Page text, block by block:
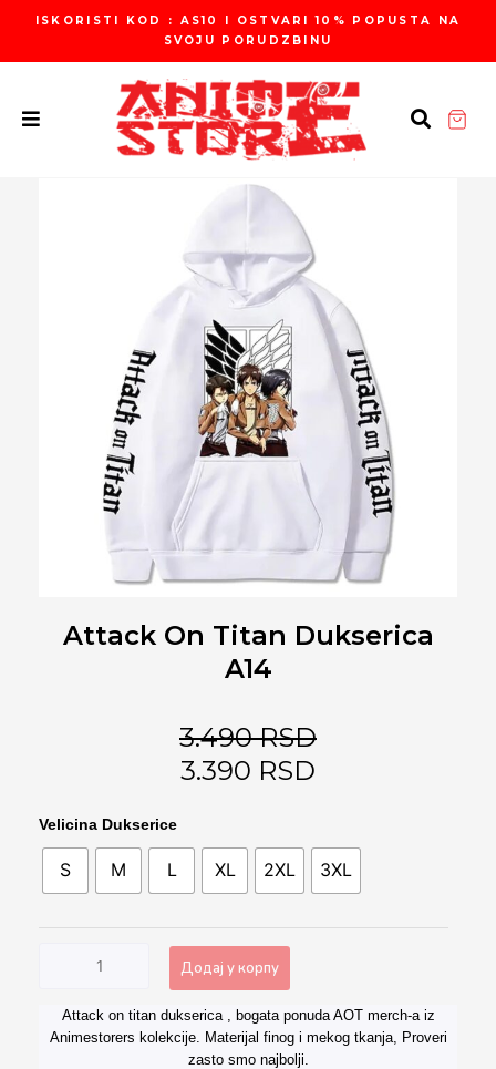
садржај
ISKORISTI KOD : AS10 I OSTVARI 10% POPUSTA NA
SVOJU PORUDZBINU
Attack On Titan Dukserica
A14
3.490RSD
3.390 RSD
Velicina Dukserice
S M L XL 2XL 3XL
Attack
On
Titan
Dukserica
Додај у корпу
Alternative:
Attack on titan dukserica , bogata ponuda AOT merch-a iz
Animestorers kolekcije. Materijal finog i mekog tkanja, Proveri
zasto smo najbolji.